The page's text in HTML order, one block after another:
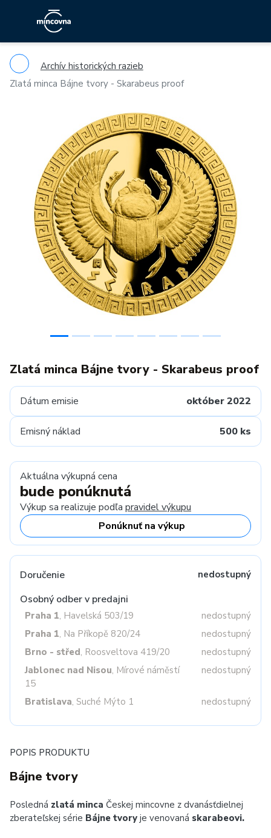
Archív historických razieb
Zlatá minca Bájne tvory - Skarabeus proof
Previous
Zlatá minca Bájne tvory - Skarabeus proof
Dátum emisie október 2022
Emisný náklad 500 ks
Aktuálna výkupná cena
bude ponúknutá
Výkup sa realizuje podľa pravidel výkupu
Ponúknuť na výkup
Doručenie nedostupný
Osobný odber v predajni
Praha 1, Havelská 503/19
nedostupný
Praha 1, Na Příkopě 820/24
nedostupný
Brno - střed, Roosveltova 419/20
nedostupný
Jablonec nad Nisou, Mírové náměstí
15
nedostupný
Bratislava, Suché Mýto 1 nedostupný
POPIS PRODUKTU
Bájne tvory
Posledná zlatá minca Českej mincovne z dvanásťdielnej
zberateľskej série Bájne tvory je venovaná skarabeovi.